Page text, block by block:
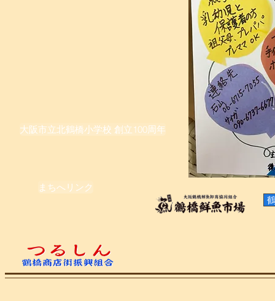
大阪市立北鶴橋小学校 創立100周年
令和7年
子育て
まちへリンク